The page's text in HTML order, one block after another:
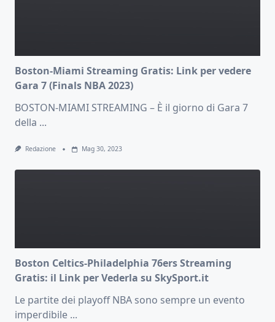
Boston-Miami Streaming Gratis: Link per vedere
Gara 7 (Finals NBA 2023)
BOSTON-MIAMI STREAMING – È il giorno di Gara 7
della ...
Redazione Mag 30, 2023
Boston Celtics-Philadelphia 76ers Streaming
Gratis: il Link per Vederla su SkySport.it
Le partite dei playoff NBA sono sempre un evento
imperdibile ...